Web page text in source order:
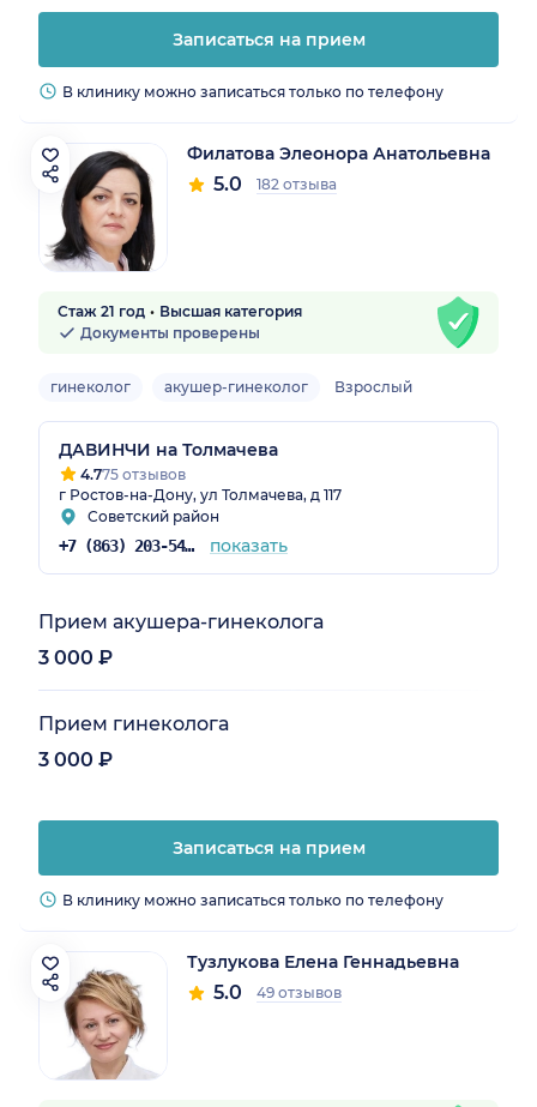
Записаться на прием
В клинику можно записаться только по телефону
Филатова Элеонора Анатольевна
5.0 182 отзыва
Стаж 21 год
Высшая категория
Документы проверены
гинеколог акушер-гинеколог Взрослый
ДАВИНЧИ на Толмачева
4.775 отзывов
г Ростов-на-Дону, ул Толмачева, д 117
Советский район
+7 (863) 203-54-50 показать
Прием акушера-гинеколога
3 000 ₽
Прием гинеколога
3 000 ₽
Записаться на прием
В клинику можно записаться только по телефону
Тузлукова Елена Геннадьевна
5.0 49 отзывов